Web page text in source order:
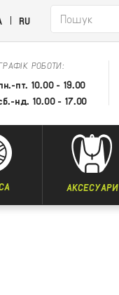
RU
РОБОТИ:
пт. 10.00 - 19.00
нд. 10.00 - 17.00
АКСЕСУАРИ